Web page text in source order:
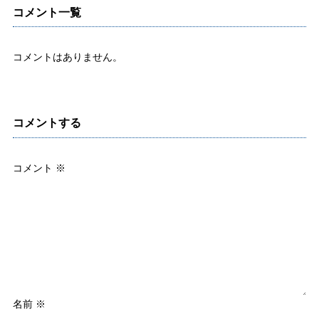
コメント一覧
コメントはありません。
コメントする
コメント ※
名前 ※